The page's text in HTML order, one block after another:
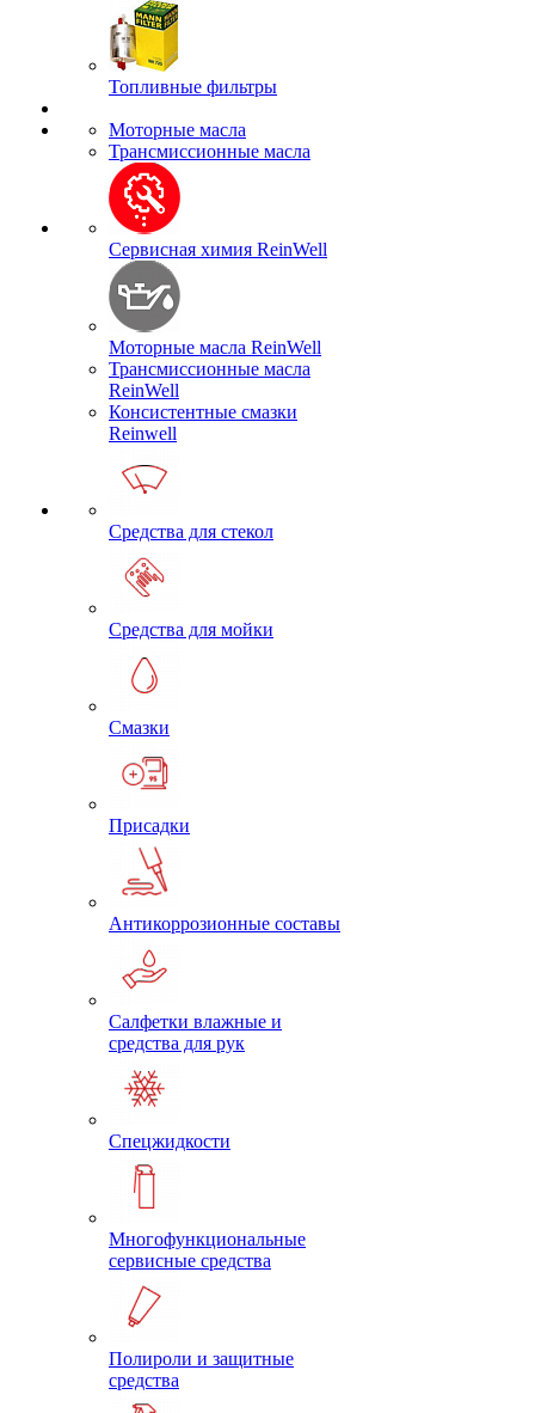
Топливные фильтры
Моторные масла
Трансмиссионные масла
Сервисная химия ReinWell
Моторные масла ReinWell
Трансмиссионные масла
ReinWell
Консистентные смазки
Reinwell
Средства для стекол
Средства для мойки
Смазки
Присадки
Антикоррозионные составы
Салфетки влажные и
средства для рук
Спецжидкости
Многофункциональные
сервисные средства
Полироли и защитные
средства